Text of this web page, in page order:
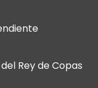
Rey de Copas